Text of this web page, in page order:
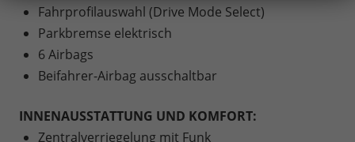
Fahrprofilauswahl (Drive Mode Select)
Parkbremse elektrisch
6 Airbags
Beifahrer-Airbag ausschaltbar
INNENAUSSTATTUNG UND KOMFORT:
Zentralverriegelung mit Funk